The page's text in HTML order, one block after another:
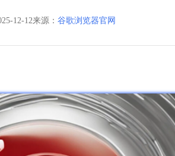
12-12来源： 谷歌浏览器官网